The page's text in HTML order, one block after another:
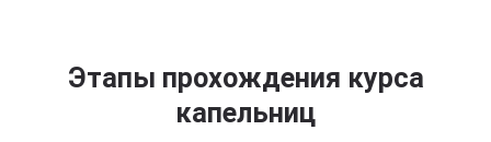
Этапы прохождения курса
капельниц